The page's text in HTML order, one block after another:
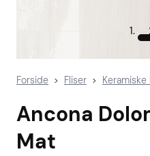
Forside > Fliser > Keramiske
Ancona
Mat